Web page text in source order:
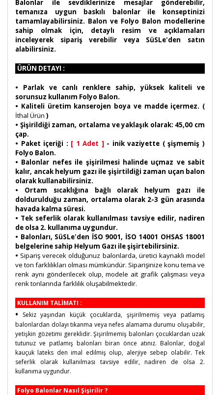
Balonlar ile sevdiklerinize mesajlar gönderebilir,
temanıza uygun baskılı balonlar ile konseptinizi
tamamlayabilirsiniz. Balon ve Folyo Balon modellerine
sahip olmak için, detaylı resim ve açıklamaları
inceleyerek sipariş verebilir veya SüSLe'den satın
alabilirsiniz.
ÜRÜN DETAYI :
• Parlak ve canlı renklere sahip, yüksek kaliteli ve
sorunsuz kullanım Folyo Balon.
• Kaliteli üretim kanserojen boya ve madde içermez. (
İthal Ürün )
• Şişirildiği zaman, ortalama ve yaklaşık olarak: 45,00 cm
çap.
• Paket içeriği : [ 1 Adet ] - inik vaziyette ( şişmemiş )
Folyo Balon.
• Balonlar nefes ile şişirilmesi halinde uçmaz ve sabit
kalır, ancak helyum gazı ile şişirtildiği zaman uçan balon
olarak kullanabilirsiniz.
• Ortam sıcaklığına bağlı olarak helyum gazı ile
doldurulduğu zaman, ortalama olarak 2-3 gün arasında
havada kalma süresi.
• Tek seferlik olarak kullanılması tavsiye edilir, nadiren
de olsa 2. kullanıma uygundur.
• Balonları, SüSLe'den İSO 9001, İSO 14001 OHSAS 18001
belgelerine sahip Helyum Gazı ile şişirtebilirsiniz.
• Sipariş verecek olduğunuz balonlarda, üretici kaynaklı model
ve ton farklılıkları olması mümkündür. Siparişinize konu tema ve
renk aynı gönderilecek olup, modele ait grafik çalışması veya
renk tonlarında farklılık oluşabilmektedir.
KULLANIM TALİMATI :
•
Sekiz yaşından küçük çocuklarda, şişirilmemiş veya patlamış
balonlardan dolayı tıkanma veya nefes alamama durumu oluşabilir,
yetişkin gözetimi gereklidir. Şişirilmemiş balonları çocuklardan uzak
tutunuz ve patlamış balonları biran önce atınız. Balonlar, doğal
kauçuk lateks den imal edilmiş olup, alerjiye sebep olabilir. Tek
seferlik olarak kullanılması tavsiye edilir, nadiren de olsa 2.
kullanıma uygundur.
Folyo Balonlar Nasıl Şişirilir ?